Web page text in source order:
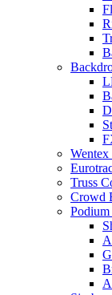
Wentex
Truss
Crowd